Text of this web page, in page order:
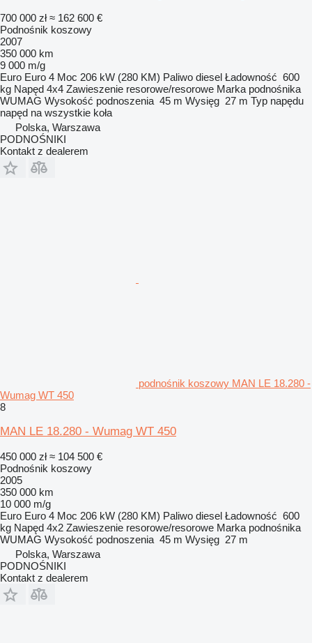
700 000 zł ≈ 162 600 €
Podnośnik koszowy
2007
350 000 km
9 000 m/g
Euro Euro 4 Moc 206 kW (280 KM) Paliwo diesel Ładowność 600
kg Napęd 4x4 Zawieszenie resorowe/resorowe Marka podnośnika
WUMAG Wysokość podnoszenia 45 m Wysięg 27 m Typ napędu
napęd na wszystkie koła
Polska, Warszawa
PODNOŚNIKI
Kontakt z dealerem
podnośnik koszowy MAN LE 18.280 -
Wumag WT 450
8
MAN LE 18.280 - Wumag WT 450
450 000 zł ≈ 104 500 €
Podnośnik koszowy
2005
350 000 km
10 000 m/g
Euro Euro 4 Moc 206 kW (280 KM) Paliwo diesel Ładowność 600
kg Napęd 4x2 Zawieszenie resorowe/resorowe Marka podnośnika
WUMAG Wysokość podnoszenia 45 m Wysięg 27 m
Polska, Warszawa
PODNOŚNIKI
Kontakt z dealerem